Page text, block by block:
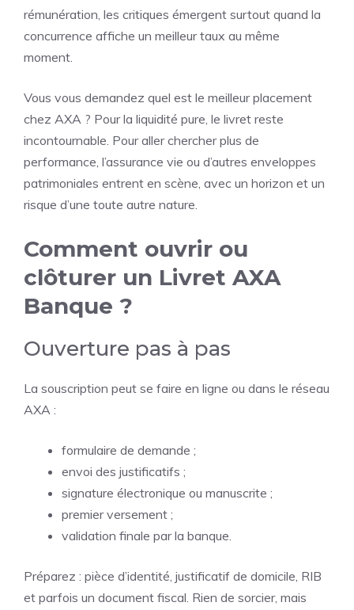
rémunération, les critiques émergent surtout quand la
concurrence affiche un meilleur taux au même
moment.
Vous vous demandez quel est le meilleur placement
chez AXA ? Pour la liquidité pure, le livret reste
incontournable. Pour aller chercher plus de
performance, l’assurance vie ou d’autres enveloppes
patrimoniales entrent en scène, avec un horizon et un
risque d’une toute autre nature.
Comment ouvrir ou
clôturer un Livret AXA
Banque ?
Ouverture pas à pas
La souscription peut se faire en ligne ou dans le réseau
AXA :
formulaire de demande ;
envoi des justificatifs ;
signature électronique ou manuscrite ;
premier versement ;
validation finale par la banque.
Préparez : pièce d’identité, justificatif de domicile, RIB
et parfois un document fiscal. Rien de sorcier, mais